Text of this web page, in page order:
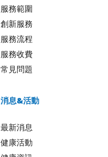
服務範圍
創新服務
服務流程
服務收費
常見問題
消息&活動
最新消息
健康活動